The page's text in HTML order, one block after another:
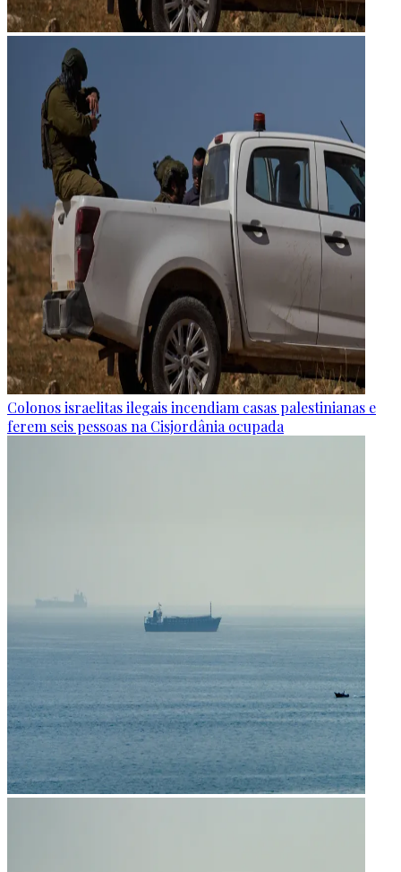
Colonos israelitas ilegais incendiam casas palestinianas e
ferem seis pessoas na Cisjordânia ocupada